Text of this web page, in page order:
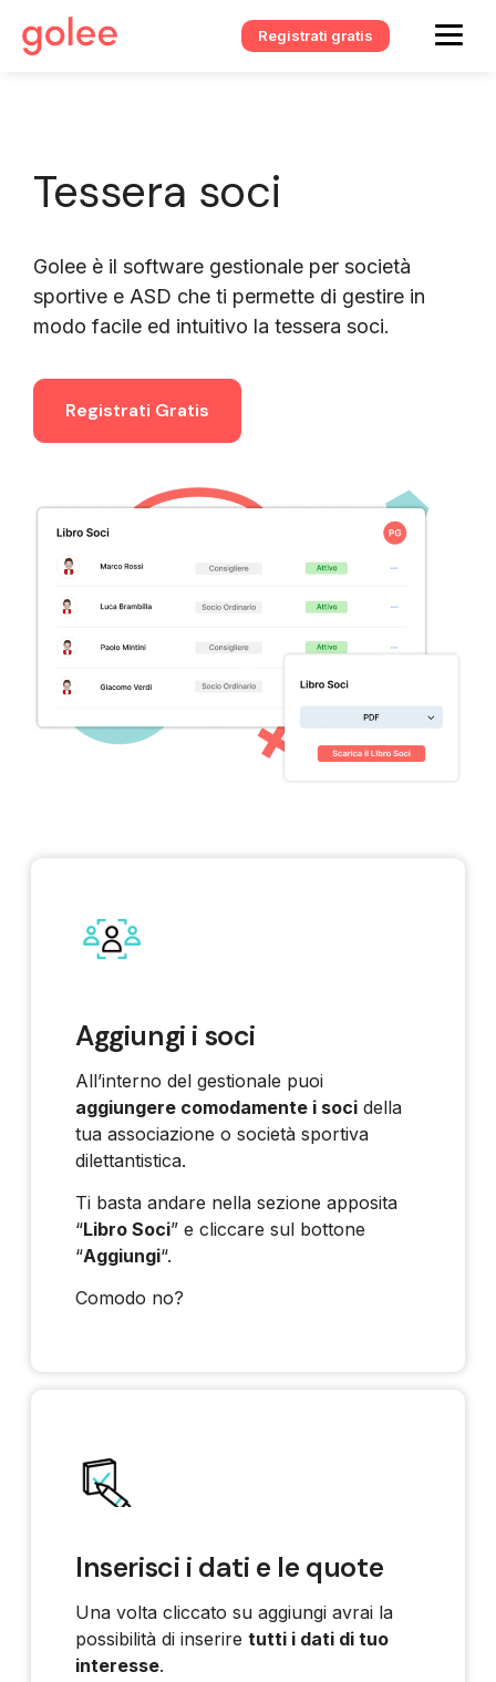
Registrati gratis
Tessera soci
Golee è il software gestionale per società
sportive e ASD che ti permette di gestire in
modo facile ed intuitivo la tessera soci.
Aggiungi i soci
All’interno del gestionale puoi
aggiungere comodamente i soci della
tua associazione o società sportiva
dilettantistica.
Ti basta andare nella sezione apposita
“Libro Soci” e cliccare sul bottone
“Aggiungi“.
Comodo no?
Inserisci i dati e le quote
Una volta cliccato su aggiungi avrai la
possibilità di inserire tutti i dati di tuo
interesse.